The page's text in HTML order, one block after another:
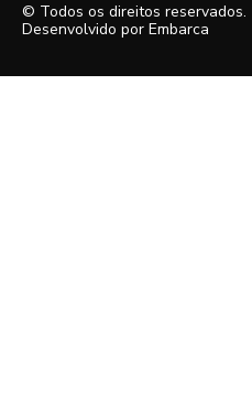
© Todos os direitos reservados.
Desenvolvido por Embarca